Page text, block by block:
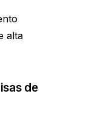
alta
de